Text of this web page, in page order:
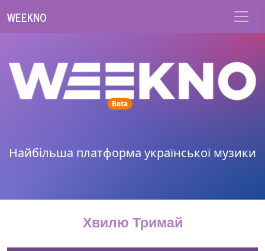
WEEKNO
Betaunread messages
Найбільша платформа української музики
Хвилю Тримай